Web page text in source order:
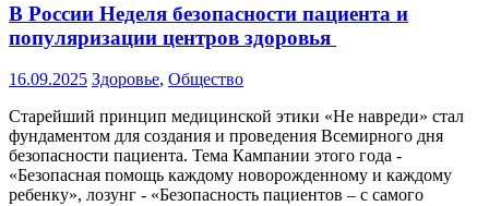
В России Неделя безопасности пациента и
популяризации центров здоровья
16.09.2025 Здоровье, Общество
Старейший принцип медицинской этики «Не навреди» стал
фундаментом для создания и проведения Всемирного дня
безопасности пациента. Тема Кампании этого года -
«Безопасная помощь каждому новорожденному и каждому
ребенку», лозунг - «Безопасность пациентов – с самого